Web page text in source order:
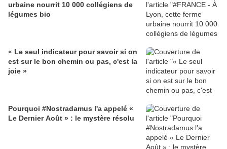
urbaine nourrit 10 000 collégiens de
légumes bio
« Le seul indicateur pour savoir si on
est sur le bon chemin ou pas, c'est la
joie »
Pourquoi #Nostradamus l'a appelé «
Le Dernier Août » : le mystère résolu